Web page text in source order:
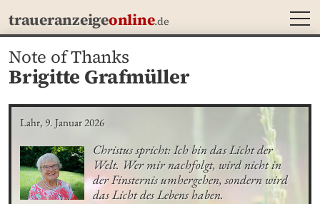
traueranzeigeonline.de
Note of Thanks
Brigitte Grafmüller
Lahr, 9. Januar 2026
Christus spricht: Ich bin das Licht der
Welt. Wer mir nachfolgt, wird nicht in
der Finsternis umhergehen, sondern wird
das Licht des Lebens haben.